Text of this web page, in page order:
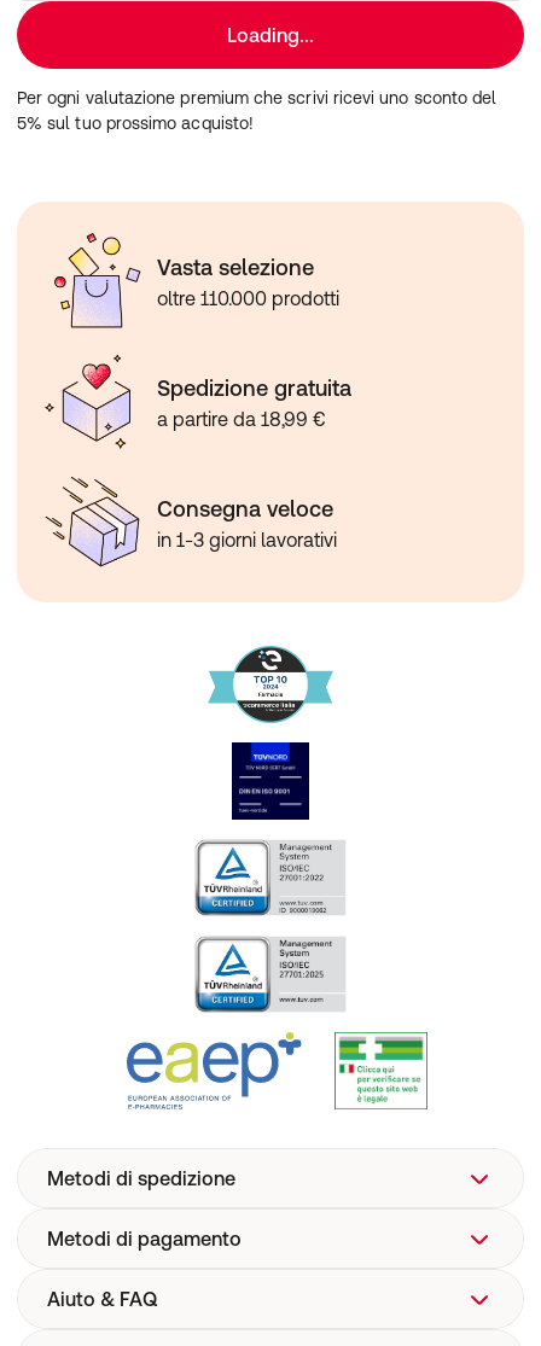
Loading...
Per ogni valutazione premium che scrivi ricevi uno sconto del
5% sul tuo prossimo acquisto!
Vasta selezione
oltre 110.000 prodotti
Spedizione gratuita
a partire da 18,99 €
Consegna veloce
in 1-3 giorni lavorativi
Metodi di spedizione
Metodi di pagamento
Aiuto & FAQ